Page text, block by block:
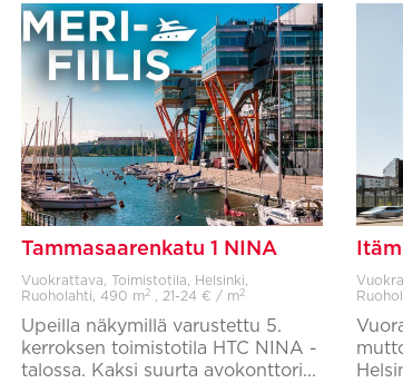
Tammasaarenkatu 1 NINA
Vuokrattava, Toimistotila, Helsinki,
Ruoholahti, 490 m2, 21-24 € / m2
Upeilla näkymillä varustettu 5.
kerroksen toimistotila HTC NINA -
talossa. Kaksi suurta avokonttori...